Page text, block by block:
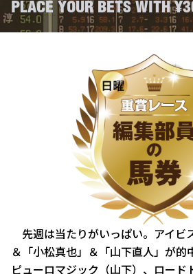
PLACE YOUR BETS WITH
先週は当たりがいっぱい。アイビ
＆「小松真也」＆「山下直人」が的
ピューロマジック（山下）、ロード